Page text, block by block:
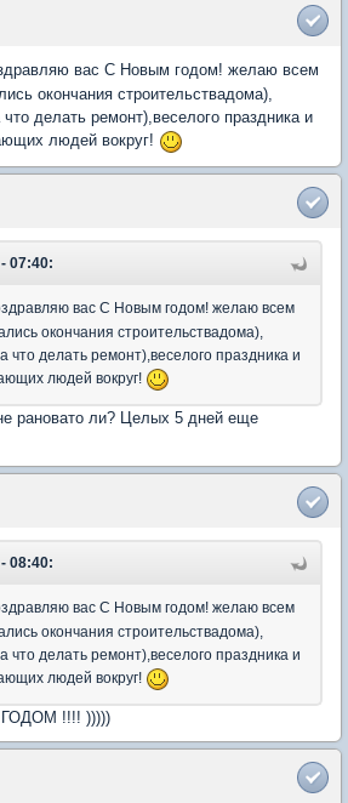
вас С Новым годом! желаю всем
окончания строительствадома),
делать ремонт),веселого праздника и
людей вокруг!
07:40:
вас С Новым годом! желаю всем
окончания строительствадома),
делать ремонт),веселого праздника и
людей вокруг!
рановато ли? Целых 5 дней еще
08:40:
вас С Новым годом! желаю всем
окончания строительствадома),
делать ремонт),веселого праздника и
людей вокруг!
!!!! )))))